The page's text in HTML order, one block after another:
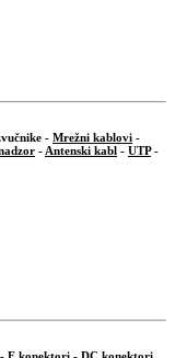
- Mrežni kablovi -
- Antenski kabl - UTP-